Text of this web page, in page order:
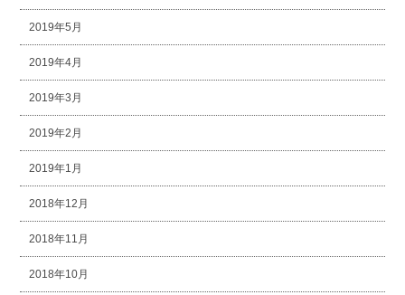
2019年5月
2019年4月
2019年3月
2019年2月
2019年1月
2018年12月
2018年11月
2018年10月